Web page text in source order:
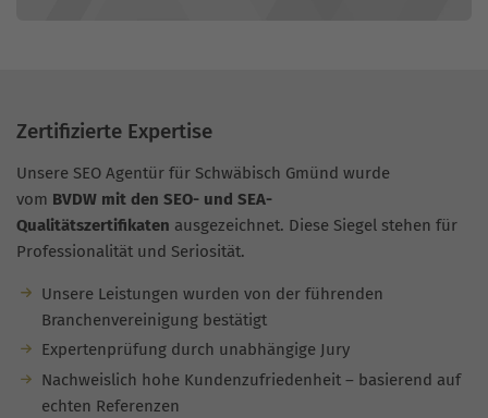
Zertifizierte Expertise
Unsere SEO Agentür für Schwäbisch Gmünd wurde
vom BVDW mit den SEO- und SEA-
Qualitätszertifikaten ausgezeichnet. Diese Siegel stehen für
Professionalität und Seriosität.
Unsere Leistungen wurden von der führenden
Branchenvereinigung bestätigt
Expertenprüfung durch unabhängige Jury
Nachweislich hohe Kundenzufriedenheit – basierend auf
echten Referenzen